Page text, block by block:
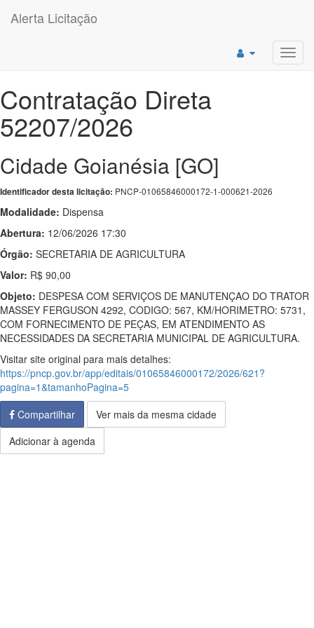
Alerta Licitação
Contratação Direta
52207/2026
Cidade Goianésia [GO]
Identificador desta licitação: PNCP-01065846000172-1-000621-2026
Modalidade: Dispensa
Abertura: 12/06/2026 17:30
Órgão: SECRETARIA DE AGRICULTURA
Valor: R$ 90,00
Objeto: DESPESA COM SERVIÇOS DE MANUTENÇAO DO TRATOR
MASSEY FERGUSON 4292, CODIGO: 567, KM/HORIMETRO: 5731,
COM FORNECIMENTO DE PEÇAS, EM ATENDIMENTO AS
NECESSIDADES DA SECRETARIA MUNICIPAL DE AGRICULTURA.
Visitar site original para mais detalhes:
https://pncp.gov.br/app/editais/01065846000172/2026/621?
pagina=1&tamanhoPagina=5
Compartilhar
Ver mais da mesma cidade
Adicionar à agenda